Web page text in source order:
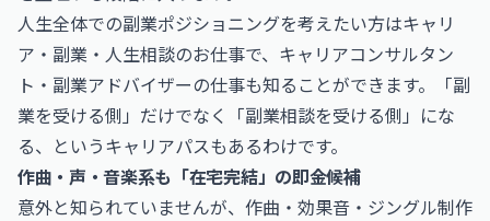
人生全体での副業ポジショニングを考えたい方はキャリ
ア・副業・人生相談のお仕事で、キャリアコンサルタン
ト・副業アドバイザーの仕事も知ることができます。「副
業を受ける側」だけでなく「副業相談を受ける側」にな
る、というキャリアパスもあるわけです。
作曲・声・音楽系も「在宅完結」の即金候補
意外と知られていませんが、作曲・効果音・ジングル制作